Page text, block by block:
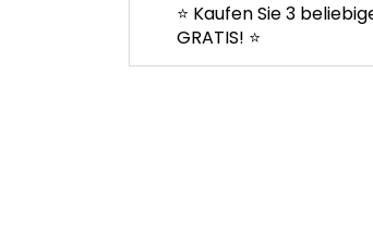
⭐ Kaufen Sie 3
GRATIS! ⭐